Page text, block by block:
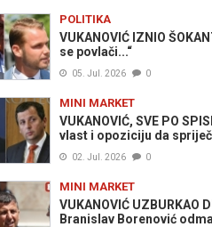
POLITIKA
VUKANOVIĆ IZNIO
se povlači...“
05. Jul. 2026 0
MINI MARKET
VUKANOVIĆ, SVE PO
vlast i opoziciju da
02. Jul. 2026 0
MINI MARKET
VUKANOVIĆ
Branislav Borenović